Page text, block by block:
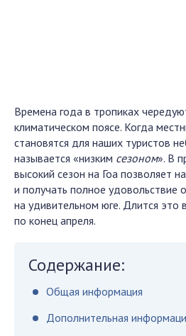
Времена года в тропиках
климатическом поясе. Когда
становятся для наших туристов
называется «низким сезоном». В
высокий сезон на Гоа позволяет
и получать полное удовольствие
на удивительном юге. Длится это
по конец апреля.
Содержание:
Общая информация
Дополнительная